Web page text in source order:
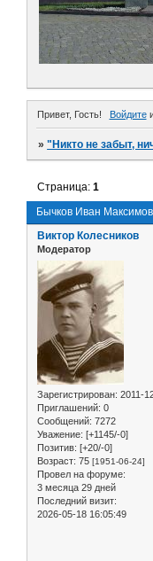
Привет, Гость! Войдите
»"Никто не забыт,
Бычков Иван
Страница:1
Виктор Колесников
Модератор
Зарегистрирован: 2011-
Приглашений: 0
Сообщений: 7272
Уважение: [+1145/-0]
Позитив: [+20/-0]
Возраст: 75 [1951-06-24]
Провел на форуме:
3 месяца 29 дней
Последний визит:
2026-05-18 16:05:49